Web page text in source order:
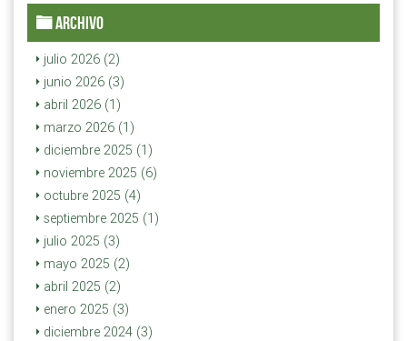
ARCHIVO
julio 2026 (2)
junio 2026 (3)
abril 2026 (1)
marzo 2026 (1)
diciembre 2025 (1)
noviembre 2025 (6)
octubre 2025 (4)
septiembre 2025 (1)
julio 2025 (3)
mayo 2025 (2)
abril 2025 (2)
enero 2025 (3)
diciembre 2024 (3)